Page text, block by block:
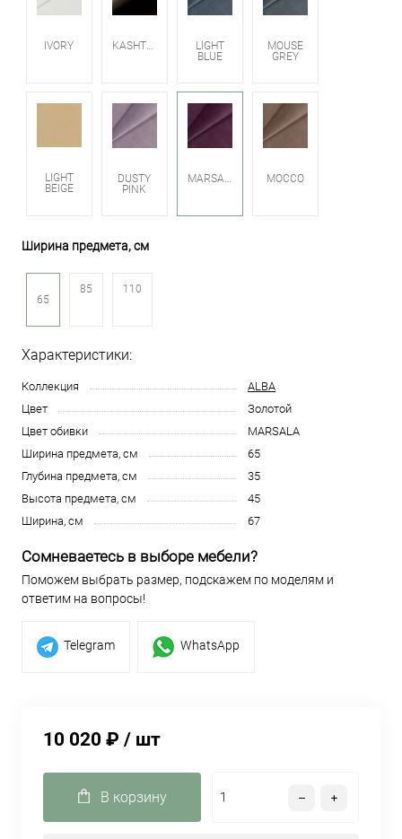
IVORY KASHTAN
LIGHT
BLUE
MOUSE
GREY
LIGHT
BEIGE
DUSTY
PINK
MOCCO
Ширина предмета, см
65
85 110
Характеристики:
Коллекция
ALBA
Цвет
Золотой
Цвет обивки
MARSALA
Ширина предмета, см
65
Глубина предмета, см
35
Высота предмета, см
45
Ширина, см
67
Сомневаетесь в выборе мебели?
Поможем выбрать размер, подскажем по моделям и
ответим на вопросы!
Telegram WhatsApp
10 020 ₽ / шт
В корзину